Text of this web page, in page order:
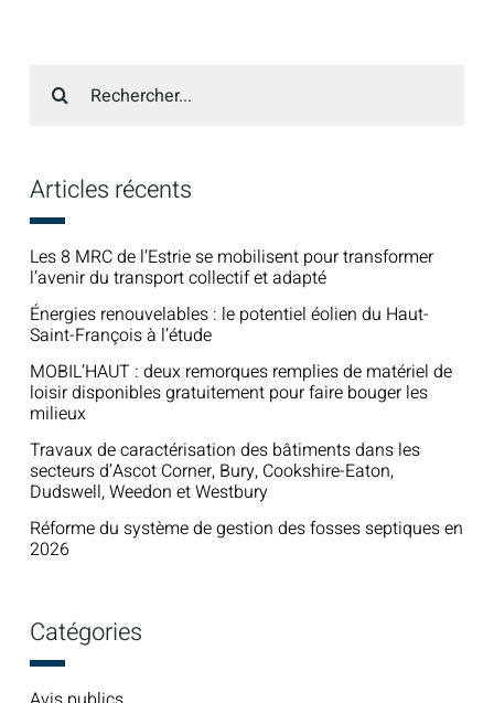
sur
:
Articles récents
Les 8 MRC de l’Estrie se mobilisent pour transformer
l’avenir du transport collectif et adapté
Énergies renouvelables : le potentiel éolien du Haut-
Saint-François à l’étude
MOBIL’HAUT : deux remorques remplies de matériel de
loisir disponibles gratuitement pour faire bouger les
milieux
Travaux de caractérisation des bâtiments dans les
secteurs d’Ascot Corner, Bury, Cookshire-Eaton,
Dudswell, Weedon et Westbury
Réforme du système de gestion des fosses septiques en
2026
Catégories